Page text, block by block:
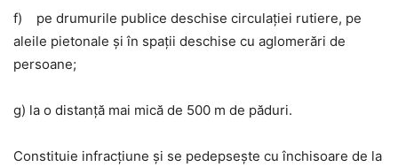
f) pe drumurile publice deschise circulaţiei rutiere, pe
aleile pietonale şi în spaţii deschise cu aglomerări de
persoane;
g) la o distanţă mai mică de 500 m de păduri.
Constituie infracţiune şi se pedepseşte cu închisoare de la